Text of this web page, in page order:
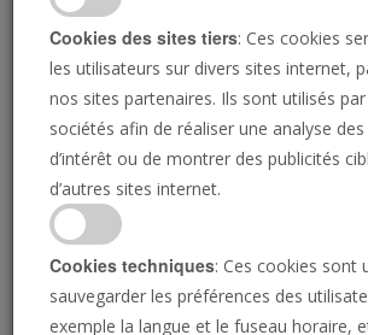
ISTOCK.COM/DAVEALAN
Le retrait de
Cookies des sites tiers: Ces cookies
les utilisateurs sur divers sites internet,
nos sites partenaires. Ils sont utilisés
sociétés afin de réaliser une analyse
d’intérêt ou de montrer des publicités
d’autres sites internet.
Cookies techniques: Ces cookies sont
sauvegarder les préférences des
exemple la langue et le fuseau horaire,